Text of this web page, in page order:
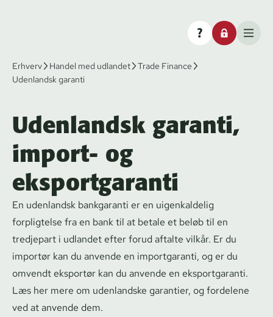
Erhverv Handel med udlandet
Trade Finance
Udenlandsk garanti
Udenlandsk garanti,
import- og
eksportgaranti
En udenlandsk bankgaranti er en uigenkaldelig
forpligtelse fra en bank til at betale et beløb til en
tredjepart i udlandet efter forud aftalte vilkår. Er du
importør kan du anvende en importgaranti, og er du
omvendt eksportør kan du anvende en eksportgaranti.
Læs her mere om udenlandske garantier, og fordelene
ved at anvende dem.